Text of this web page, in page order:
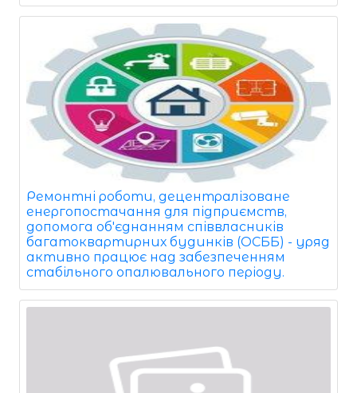
Ремонтні роботи, децентралізоване
енергопостачання для підприємств,
допомога об'єднанням співвласників
багатоквартирних будинків (ОСББ) - уряд
активно працює над забезпеченням
стабільного опалювального періоду.